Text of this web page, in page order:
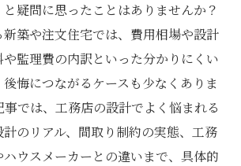
疑問に思ったことはありませんか？
築や注文住宅では、費用相場や設計
監理費の内訳といった分かりにくい
悔につながるケースも少なくありま
では、工務店の設計でよく悩まれる
のリアル、間取り制約の実態、工務
ウスメーカーとの違いまで、具体的